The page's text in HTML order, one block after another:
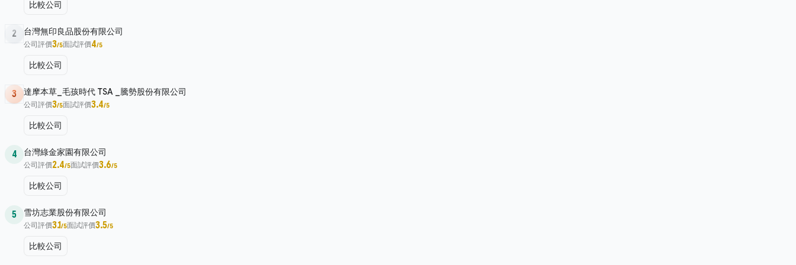
比較公司
2 台灣無印良品股份有限公司
公司評價3/5面試評價4/5
比較公司
3 達摩本草_毛孩時代 TSA _騰勢股份有限公司
公司評價3/5面試評價3.4/5
比較公司
4 台灣綠金家園有限公司
公司評價2.4/5面試評價3.6/5
比較公司
5 雪坊志業股份有限公司
公司評價3.1/5面試評價3.5/5
比較公司